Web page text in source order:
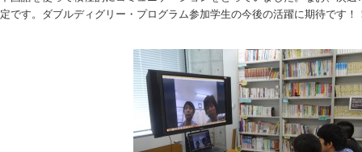
定です。ダブルディグリー・プログラム参加学生の今後の活躍に期待です！